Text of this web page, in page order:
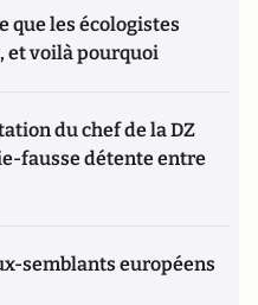
que les écologistes
et voilà pourquoi
du chef de la DZ
fausse détente entre
semblants européens